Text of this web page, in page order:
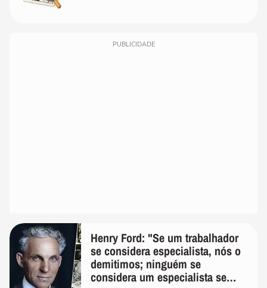
PUBLICIDADE
Henry Ford: "Se um trabalhador
se considera especialista, nós o
demitimos; ninguém se
considera um especialista se